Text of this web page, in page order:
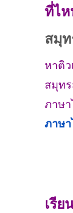
ที่ไ
สมุท
หาติ
สมุท
ภาษ
ภาษ
เรี